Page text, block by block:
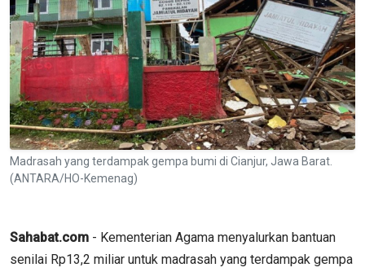
Madrasah yang terdampak gempa bumi di Cianjur, Jawa Barat.
(ANTARA/HO-Kemenag)
Sahabat.com - Kementerian Agama menyalurkan bantuan
senilai Rp13,2 miliar untuk madrasah yang terdampak gempa